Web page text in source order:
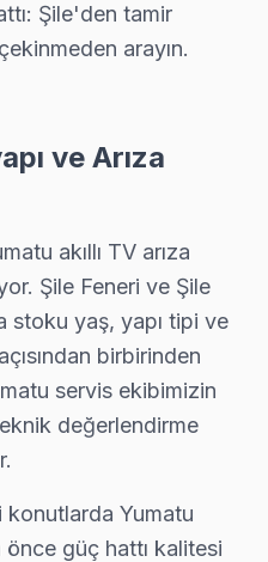
Şile bölge genelinde
hizmetimiz TV
Şile'de bu cihaz panel
Saha Deneyimi: Şile
özelinde Yumatu verileri:
incelendiğinde en sık
döneminde tamamlanan
deneyimimiz, her yeni
Şile'den tamir
arayın.
ve Arıza
akıllı TV arıza
Şile Feneri ve Şile
stoku yaş, yapı tipi ve
birbirinden
servis ekibimizin
değerlendirme
konutlarda Yumatu
önce güç hattı kalitesi